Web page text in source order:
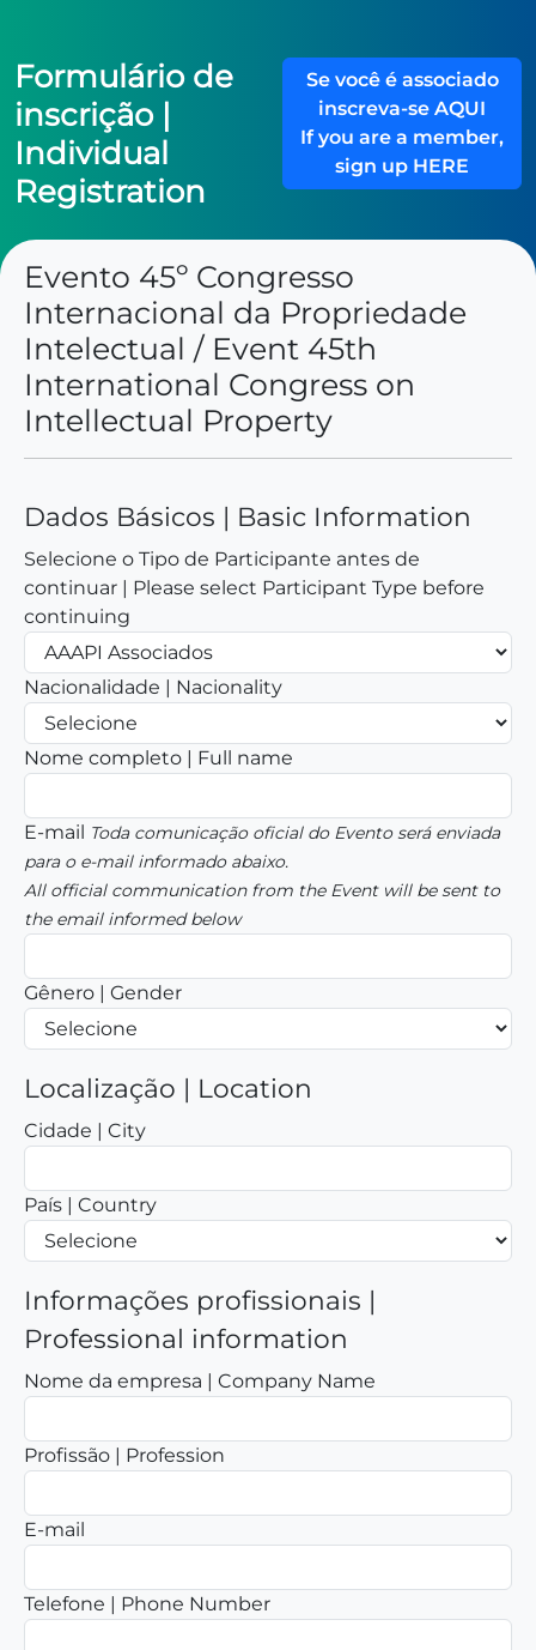
Formulário de
inscrição |
Individual
Registration
Se você é associado
inscreva-se AQUI
If you are a member,
sign up HERE
Evento 45º Congresso
Internacional da Propriedade
Intelectual / Event 45th
International Congress on
Intellectual Property
Dados Básicos | Basic Information
Selecione o Tipo de Participante antes de
continuar | Please select Participant Type before
continuing
Nacionalidade | Nacionality
Nome completo | Full name
E-mail Toda comunicação oficial do Evento será enviada
para o e-mail informado abaixo.
All official communication from the Event will be sent to
the email informed below
Gênero | Gender
Localização | Location
Cidade | City
País | Country
Informações profissionais |
Professional information
Nome da empresa | Company Name
Profissão | Profession
E-mail
Telefone | Phone Number